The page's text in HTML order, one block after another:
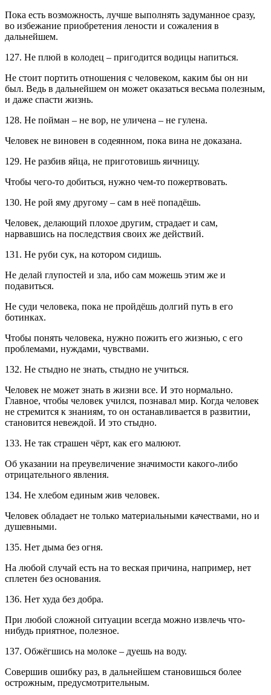
Пока есть возможность, лучше выполнять задуманное сразу,
во избежание приобретения лености и сожаления в
дальнейшем.
127. Не плюй в колодец – пригодится водицы напиться.
Не стоит портить отношения с человеком, каким бы он ни
был. Ведь в дальнейшем он может оказаться весьма полезным,
и даже спасти жизнь.
128. Не пойман – не вор, не уличена – не гулена.
Человек не виновен в содеянном, пока вина не доказана.
129. Не разбив яйца, не приготовишь яичницу.
Чтобы чего-то добиться, нужно чем-то пожертвовать.
130. Не рой яму другому – сам в неё попадёшь.
Человек, делающий плохое другим, страдает и сам,
нарвавшись на последствия своих же действий.
131. Не руби сук, на котором сидишь.
Не делай глупостей и зла, ибо сам можешь этим же и
подавиться.
Не суди человека, пока не пройдёшь долгий путь в его
ботинках.
Чтобы понять человека, нужно пожить его жизнью, с его
проблемами, нуждами, чувствами.
132. Не стыдно не знать, стыдно не учиться.
Человек не может знать в жизни все. И это нормально.
Главное, чтобы человек учился, познавал мир. Когда человек
не стремится к знаниям, то он останавливается в развитии,
становится невеждой. И это стыдно.
133. Не так страшен чёрт, как его малюют.
Об указании на преувеличение значимости какого-либо
отрицательного явления.
134. Не хлебом единым жив человек.
Человек обладает не только материальными качествами, но и
душевными.
135. Нет дыма без огня.
На любой случай есть на то веская причина, например, нет
сплетен без основания.
136. Нет худа без добра.
При любой сложной ситуации всегда можно извлечь что-
нибудь приятное, полезное.
137. Обжёгшись на молоке – дуешь на воду.
Совершив ошибку раз, в дальнейшем становишься более
острожным, предусмотрительным.